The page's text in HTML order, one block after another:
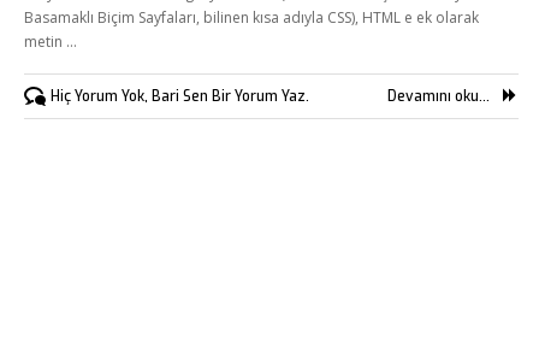
Basamaklı Biçim Sayfaları, bilinen kısa adıyla CSS), HTML e ek olarak
metin …
Hiç Yorum Yok, Bari Sen Bir Yorum Yaz. Devamını oku...